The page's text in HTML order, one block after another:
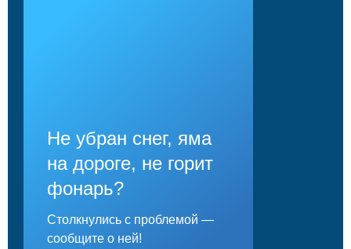
Не убран снег, яма
на дороге, не горит
фонарь?
Столкнулись с проблемой —
сообщите о ней!